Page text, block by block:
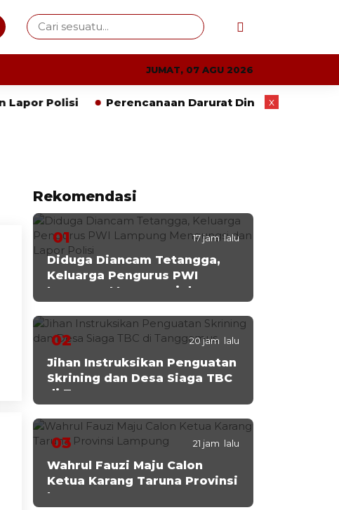
JUMAT, 07 AGU 2026
Polisi Perencanaan Darurat Dinilai Tak Memadai
Rekomendasi
01 17 jam lalu
Diduga Diancam Tetangga,
Keluarga Pengurus PWI
Lampung Mengungsi dan
Lapor Polisi
02 20 jam lalu
Jihan Instruksikan Penguatan
Skrining dan Desa Siaga TBC
di Tanggamus
03 21 jam lalu
Wahrul Fauzi Maju Calon
Ketua Karang Taruna Provinsi
Lampung
x